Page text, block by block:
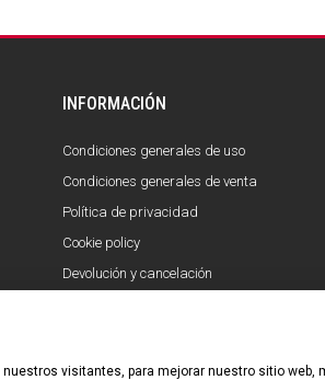
INFORMACIÓN
Condiciones generales de uso
Condiciones generales de venta
Política de privacidad
Cookie policy
Devolución y cancelación
visitantes, para mejorar nuestro sitio web,